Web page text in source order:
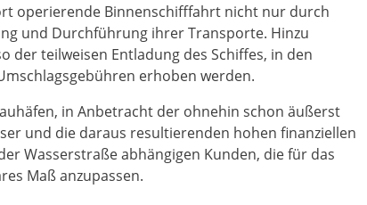
operierende Binnenschifffahrt nicht nur durch
und Durchführung ihrer Transporte. Hinzu
der teilweisen Entladung des Schiffes, in den
erhoben werden.
in Anbetracht der ohnehin schon äußerst
und die daraus resultierenden hohen finanziellen
Wasserstraße abhängigen Kunden, die für das
Maß anzupassen.